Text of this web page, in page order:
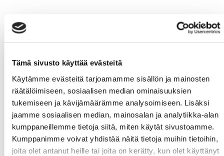
Tämä sivusto käyttää evästeitä
Käytämme evästeitä tarjoamamme sisällön ja mainosten
räätälöimiseen, sosiaalisen median ominaisuuksien
tukemiseen ja kävijämäärämme analysoimiseen. Lisäksi
jaamme sosiaalisen median, mainosalan ja analytiikka-alan
kumppaneillemme tietoja siitä, miten käytät sivustoamme.
Kumppanimme voivat yhdistää näitä tietoja muihin tietoihin,
joita olet antanut heille tai joita on kerätty, kun olet käyttänyt